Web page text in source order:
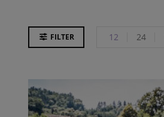
FILTER 12 24